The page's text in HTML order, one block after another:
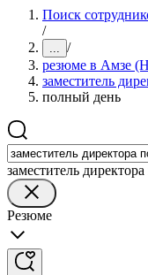
Поиск
/
... /
резюме в Амзе
заместитель
полный день
заместитель
Резюме